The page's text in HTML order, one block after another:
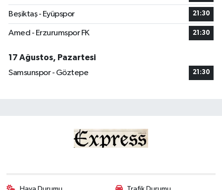
Beşiktaş - Eyüpspor 21:30
Amed - Erzurumspor FK 21:30
17 Ağustos, Pazartesi
Samsunspor - Göztepe
21:30